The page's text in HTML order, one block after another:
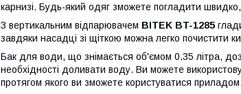
карнизі. Будь-який одяг зможете погладити
З вертикальним відпарювачем BITEK BT-1285
завдяки насадці зі щіткою можна легко почистити
Бак для води, що знімається об'ємом 0.35 літра,
необхідності доливати воду. Ви можете
протягом якого ви зможете користуватися